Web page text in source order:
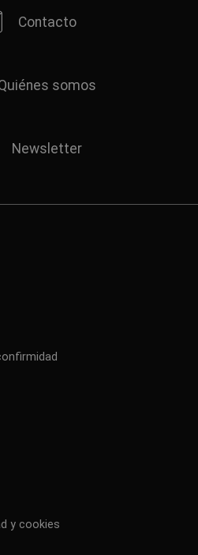
Contacto
somos
Newsletter
y cookies